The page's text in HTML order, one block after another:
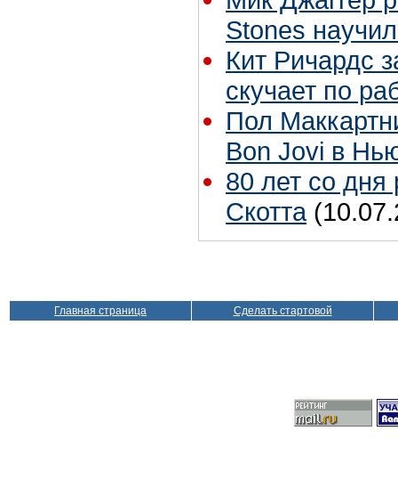
Stones
Кит Ричардс
скучает по
Пол
Bon Jovi в
80 лет со
Скотта
Главная страница Сделать стартовой